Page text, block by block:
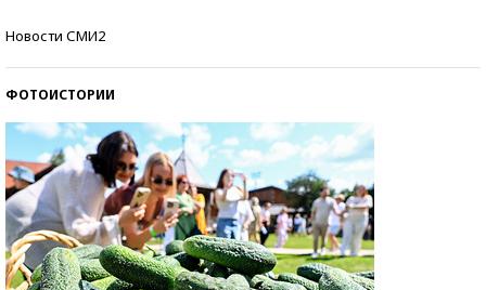
Новости СМИ2
ФОТОИСТОРИИ